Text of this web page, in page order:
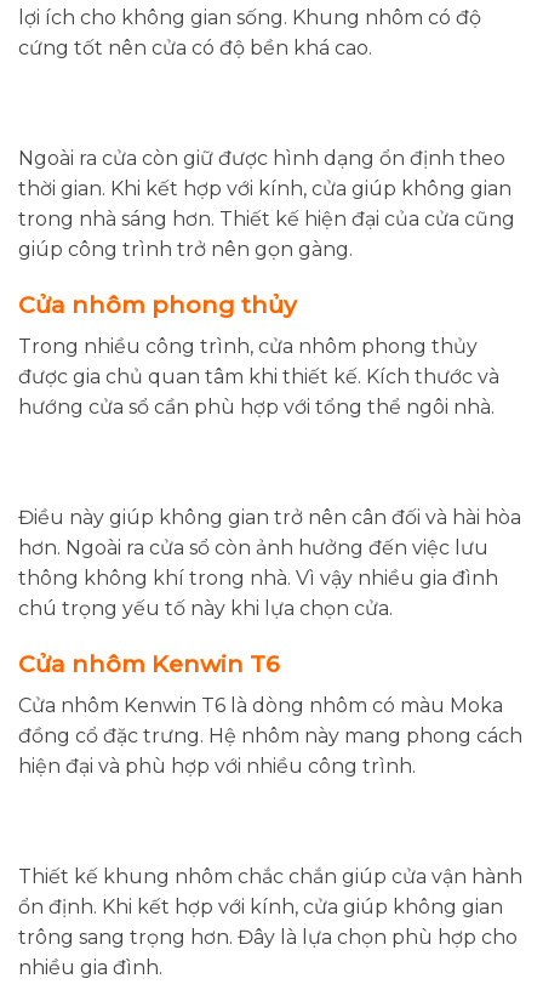
lợi ích cho không gian sống. Khung nhôm có độ
cứng tốt nên cửa có độ bền khá cao.
Ngoài ra cửa còn giữ được hình dạng ổn định theo
thời gian. Khi kết hợp với kính, cửa giúp không gian
trong nhà sáng hơn. Thiết kế hiện đại của cửa cũng
giúp công trình trở nên gọn gàng.
Cửa nhôm phong thủy
Trong nhiều công trình, cửa nhôm phong thủy
được gia chủ quan tâm khi thiết kế. Kích thước và
hướng cửa sổ cần phù hợp với tổng thể ngôi nhà.
Điều này giúp không gian trở nên cân đối và hài hòa
hơn. Ngoài ra cửa sổ còn ảnh hưởng đến việc lưu
thông không khí trong nhà. Vì vậy nhiều gia đình
chú trọng yếu tố này khi lựa chọn cửa.
Cửa nhôm Kenwin T6
Cửa nhôm Kenwin T6 là dòng nhôm có màu Moka
đồng cổ đặc trưng. Hệ nhôm này mang phong cách
hiện đại và phù hợp với nhiều công trình.
Thiết kế khung nhôm chắc chắn giúp cửa vận hành
ổn định. Khi kết hợp với kính, cửa giúp không gian
trông sang trọng hơn. Đây là lựa chọn phù hợp cho
nhiều gia đình.